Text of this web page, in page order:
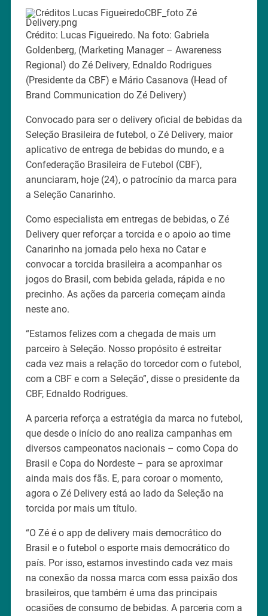
Crédito: Lucas Figueiredo. Na foto: Gabriela
Goldenberg, (Marketing Manager – Awareness
Regional) do Zé Delivery, Ednaldo Rodrigues
(Presidente da CBF) e Mário Casanova (Head of
Brand Communication do Zé Delivery)
Convocado para ser o delivery oficial de bebidas da
Seleção Brasileira de futebol, o Zé Delivery, maior
aplicativo de entrega de bebidas do mundo, e a
Confederação Brasileira de Futebol (CBF),
anunciaram, hoje (24), o patrocínio da marca para
a Seleção Canarinho.
Como especialista em entregas de bebidas, o Zé
Delivery quer reforçar a torcida e o apoio ao time
Canarinho na jornada pelo hexa no Catar e
convocar a torcida brasileira a acompanhar os
jogos do Brasil, com bebida gelada, rápida e no
precinho. As ações da parceria começam ainda
neste ano.
“Estamos felizes com a chegada de mais um
parceiro à Seleção. Nosso propósito é estreitar
cada vez mais a relação do torcedor com o futebol,
com a CBF e com a Seleção”, disse o presidente da
CBF, Ednaldo Rodrigues.
A parceria reforça a estratégia da marca no futebol,
que desde o início do ano realiza campanhas em
diversos campeonatos nacionais – como Copa do
Brasil e Copa do Nordeste – para se aproximar
ainda mais dos fãs. E, para coroar o momento,
agora o Zé Delivery está ao lado da Seleção na
torcida por mais um título.
“O Zé é o app de delivery mais democrático do
Brasil e o futebol o esporte mais democrático do
país. Por isso, estamos investindo cada vez mais
na conexão da nossa marca com essa paixão dos
brasileiros, que também é uma das principais
ocasiões de consumo de bebidas. A parceria com a